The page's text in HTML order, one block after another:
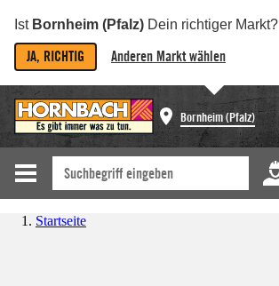
Ist Bornheim (Pfalz) Dein richtiger Markt?
JA, RICHTIG Anderen Markt wählen
Bornheim (Pfalz)
Startseite